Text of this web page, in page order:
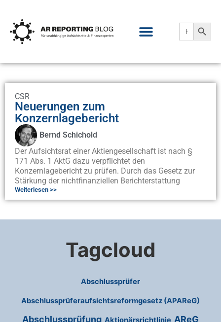
Search
for:
CSR
Neuerungen zum
Konzernlagebericht
Bernd Schichold
Der Aufsichtsrat einer Aktiengesellschaft ist nach §
171 Abs. 1 AktG dazu verpflichtet den
Konzernlagebericht zu prüfen. Durch das Gesetz zur
Stärkung der nichtfinanziellen Berichterstattung
Weiterlesen >>
Tagcloud
Abschlussprüfer
Abschlussprüferaufsichtsreformgesetz (APAReG)
Abschlussprüfung Aktionärsrichtlinie AReG